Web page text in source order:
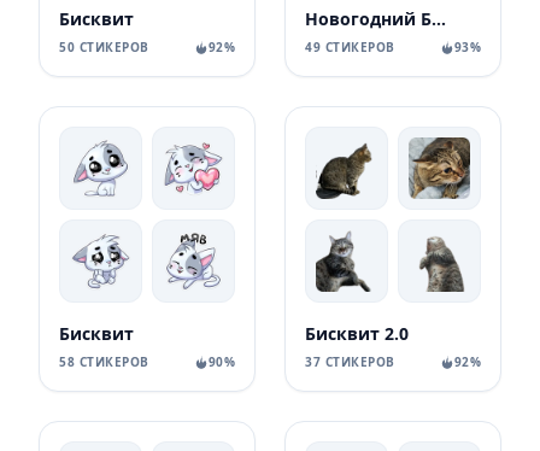
Бисквит
50 СТИКЕРОВ 92%
Новогодний Бисквит
49 СТИКЕРОВ 93%
Бисквит
58 СТИКЕРОВ 90%
Бисквит 2.0
37 СТИКЕРОВ 92%